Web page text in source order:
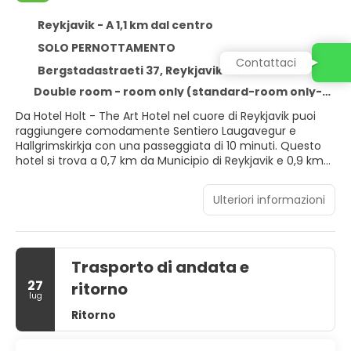
Reykjavik - A 1,1 km dal centro
SOLO PERNOTTAMENTO
Bergstadastraeti 37, Reykjavik 00101
Double room - room only (standard-room only-refundable rate)
Da Hotel Holt - The Art Hotel nel cuore di Reykjavik puoi
raggiungere comodamente Sentiero Laugavegur e
Hallgrimskirkja con una passeggiata di 10 minuti. Questo
hotel si trova a 0,7 km da Municipio di Reykjavik e 0,9 km
Avrai a disposizione utili servizi come il Wi-Fi gratuito,
servizi di concierge e servizi per matrimoni. Questo hotel
offre, inoltre, un caminetto nella hall e una sala
ricevimenti.
Rilassati in una delle 42 camere con stile personalizzato
della struttura, complete di minibar e TV a schermo
piatto. Il Wi-Fi gratuito ti consente di restare in contatto
con il mondo, mentre la TV con canali via satellite è
Ulteriori informazioni
27
lug
Trasporto di andata e
ritorno
Ritorno
Contattaci